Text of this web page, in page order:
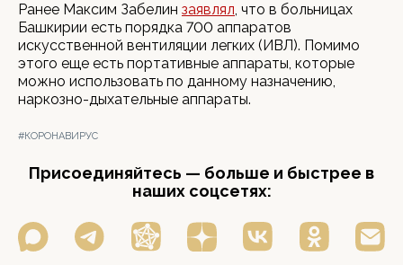
Ранее Максим Забелин заявлял, что в больницах
Башкирии есть порядка 700 аппаратов
искусственной вентиляции легких (ИВЛ). Помимо
этого еще есть портативные аппараты, которые
можно использовать по данному назначению,
наркозно-дыхательные аппараты.
#КОРОНАВИРУС
Присоединяйтесь — больше и быстрее в
наших соцсетях: